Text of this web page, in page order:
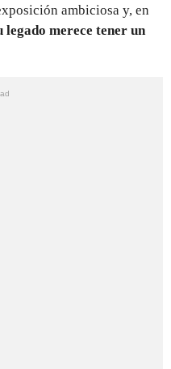
ambiciosa y, en
legado merece tener un